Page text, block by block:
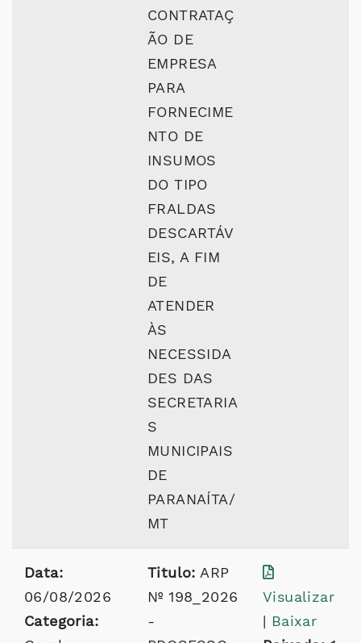
CONTRATAÇ
ÃO DE
EMPRESA
PARA
FORNECIME
NTO DE
INSUMOS
DO TIPO
FRALDAS
DESCARTÁV
EIS, A FIM
DE
ATENDER
ÀS
NECESSIDA
DES DAS
SECRETARIA
S
MUNICIPAIS
DE
PARANAÍTA/
MT
Data:
06/08/2026
Categoria:
Titulo: ARP
Nº 198_2026
-
Visualizar
| Baixar